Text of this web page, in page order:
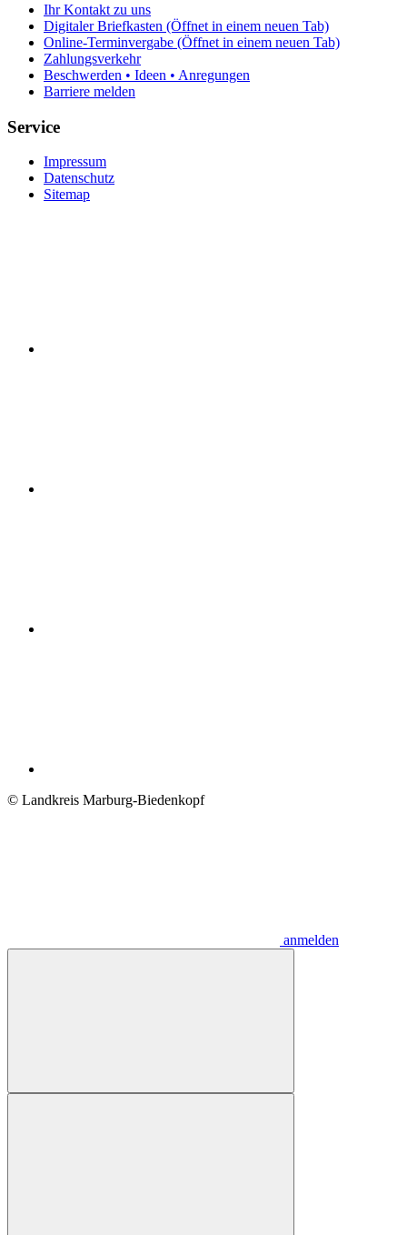
Ihr Kontakt zu uns
Digitaler Briefkasten (Öffnet in einem neuen Tab)
Online-Terminvergabe (Öffnet in einem neuen Tab)
Zahlungsverkehr
Beschwerden • Ideen • Anregungen
Barriere melden
Service
Impressum
Datenschutz
Sitemap
© Landkreis Marburg-Biedenkopf
anmelden